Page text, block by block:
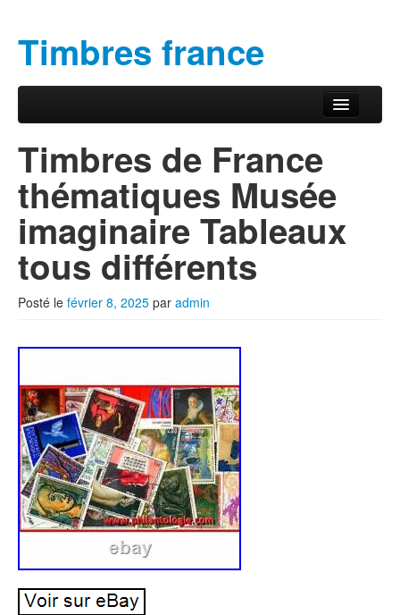
Timbres france
Menu principal
Timbres de France
thématiques Musée
imaginaire Tableaux
tous différents
Posté le février 8, 2025 par admin